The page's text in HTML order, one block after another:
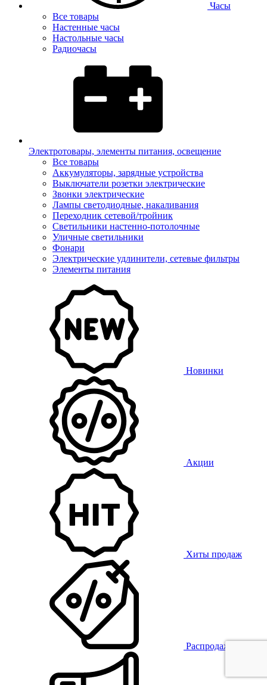
Часы
Все товары
Настенные часы
Настольные часы
Радиочасы
Электротовары, элементы питания, освещение
Все товары
Аккумуляторы, зарядные устройства
Выключатели розетки электрические
Звонки электрические
Лампы светодиодные, накаливания
Переходник сетевой/тройник
Светильники настенно-потолочные
Уличные светильники
Фонари
Электрические удлинители, сетевые фильтры
Элементы питания
Новинки
Акции
Хиты продаж
Распродажа